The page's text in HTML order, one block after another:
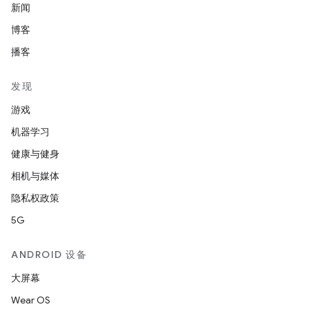
新闻
博客
播客
发现
游戏
机器学习
健康与健身
相机与媒体
隐私权政策
5G
ANDROID 设备
大屏幕
Wear OS